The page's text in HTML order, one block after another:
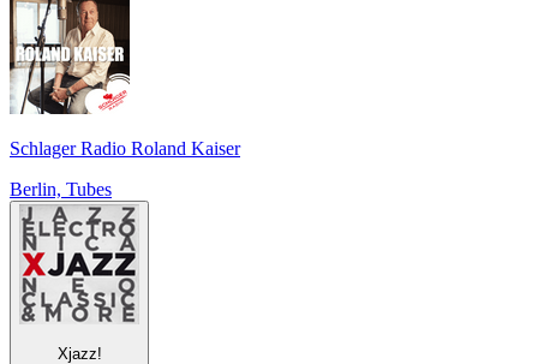
Schlager Radio Roland Kaiser
Berlin, Tubes
Xjazz!